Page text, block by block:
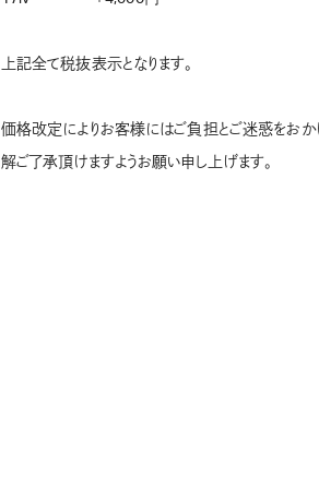
上記全て税抜表示となります。
価格改定によりお客様にはご負担とご迷惑をおか
解ご了承頂けますようお願い申し上げます。